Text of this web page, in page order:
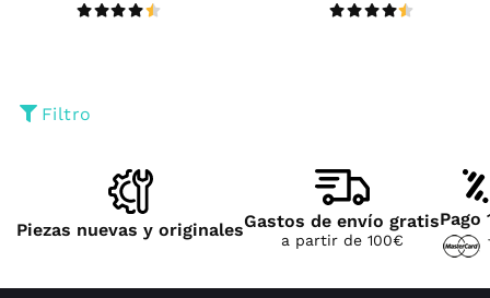
Filtro
Piezas nuevas y originalesGastos de envío gratis
a partir de 100€
Pago